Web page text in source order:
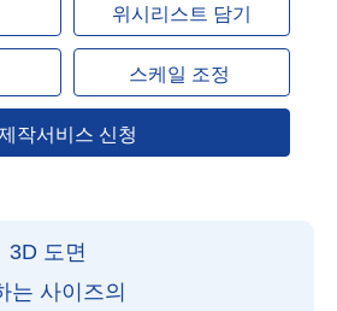
위시리스트 담기
스케일 조정
작서비스 신청
3D 도면
는 사이즈의